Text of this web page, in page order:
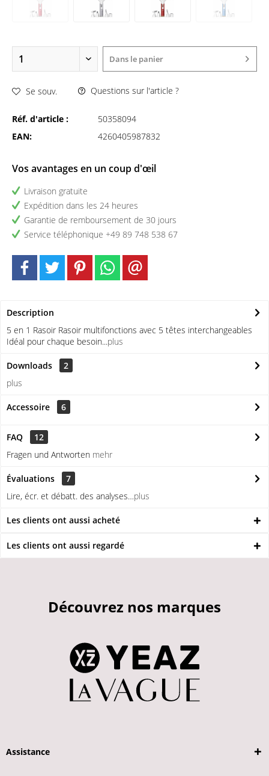
Dans le panier
Se souv. Questions sur l'article ?
Réf. d'article :
50358094
EAN:
4260405987832
Vos avantages en un coup d'œil
Livraison gratuite
Expédition dans les 24 heures
Garantie de remboursement de 30 jours
Service téléphonique +49 89 748 538 67
Description
5 en 1 Rasoir Rasoir multifonctions avec 5 têtes interchangeables
Idéal pour chaque besoin...plus
Downloads
2
plus
Accessoire 6
FAQ
12
Fragen und Antworten mehr
Évaluations
7
Lire, écr. et débatt. des analyses…plus
Les clients ont aussi acheté
Les clients ont aussi regardé
Découvrez nos marques
Assistance